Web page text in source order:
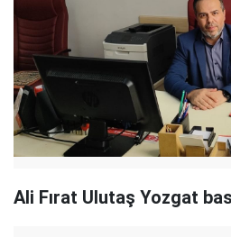
Ali Fırat Ulutaş Yozgat